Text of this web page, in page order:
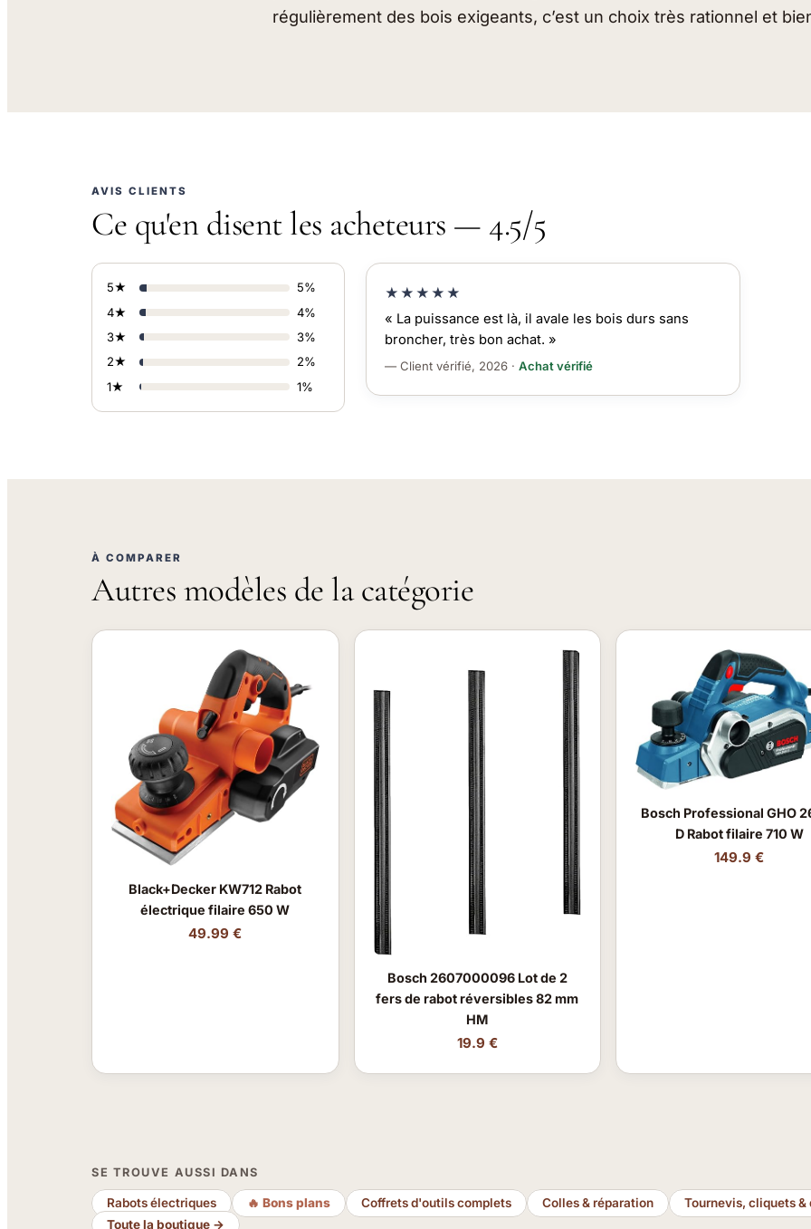
régulièrement des bois exigeants, c’est un choix très rationnel et
AVIS CLIENTS
Ce qu'en disent les acheteurs — 4.5/5
5★
5%
4★
4%
3★
3%
2★
2%
1★
1%
★★★★★
« La puissance est là, il avale les bois durs sans
broncher, très bon achat. »
— Client vérifié, 2026 ·Achat vérifié
À COMPARER
Autres modèles de la catégorie
Black+Decker KW712 Rabot
électrique filaire 650 W
49.99 €
Bosch 2607000096 Lot de 2
fers de rabot réversibles 82 mm
HM
19.9 €
Bosch Professional GHO
D Rabot filaire 710 W
149.9 €
SE TROUVE AUSSI DANS
Rabots électriques 🔥 Bons plans Coffrets d'outils complets Colles & réparation Tournevis, cliquets &
Toute la boutique →